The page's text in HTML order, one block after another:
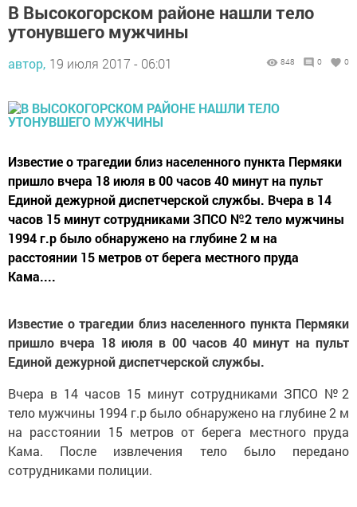
В Высокогорском районе нашли тело
утонувшего мужчины
автор, 19 июля 2017 - 06:01 848 0 0
Известие о трагедии близ населенного пункта Пермяки
пришло вчера 18 июля в 00 часов 40 минут на пульт
Единой дежурной диспетчерской службы. Вчера в 14
часов 15 минут сотрудниками ЗПСО №2 тело мужчины
1994 г.р было обнаружено на глубине 2 м на
расстоянии 15 метров от берега местного пруда
Кама....
Известие о трагедии близ населенного пункта Пермяки
пришло вчера 18 июля в 00 часов 40 минут на пульт
Единой дежурной диспетчерской службы.
Вчера в 14 часов 15 минут сотрудниками ЗПСО №2
тело мужчины 1994 г.р было обнаружено на глубине 2 м
на расстоянии 15 метров от берега местного пруда
Кама. После извлечения тело было передано
сотрудниками полиции.